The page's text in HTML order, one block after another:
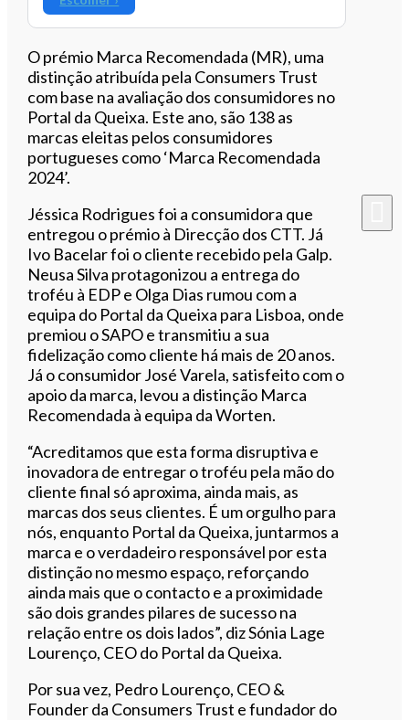
O prémio Marca Recomendada (MR), uma
distinção atribuída pela Consumers Trust
com base na avaliação dos consumidores no
Portal da Queixa. Este ano, são 138 as
marcas eleitas pelos consumidores
portugueses como ‘Marca Recomendada
2024’.
Jéssica Rodrigues foi a consumidora que
entregou o prémio à Direcção dos CTT. Já
Ivo Bacelar foi o cliente recebido pela Galp.
Neusa Silva protagonizou a entrega do
troféu à EDP e Olga Dias rumou com a
equipa do Portal da Queixa para Lisboa, onde
premiou o SAPO e transmitiu a sua
fidelização como cliente há mais de 20 anos.
Já o consumidor José Varela, satisfeito com o
apoio da marca, levou a distinção Marca
Recomendada à equipa da Worten.
“Acreditamos que esta forma disruptiva e
inovadora de entregar o troféu pela mão do
cliente final só aproxima, ainda mais, as
marcas dos seus clientes. É um orgulho para
nós, enquanto Portal da Queixa, juntarmos a
marca e o verdadeiro responsável por esta
distinção no mesmo espaço, reforçando
ainda mais que o contacto e a proximidade
são dois grandes pilares de sucesso na
relação entre os dois lados”, diz Sónia Lage
Lourenço, CEO do Portal da Queixa.
Por sua vez, Pedro Lourenço, CEO &
Founder da Consumers Trust e fundador do